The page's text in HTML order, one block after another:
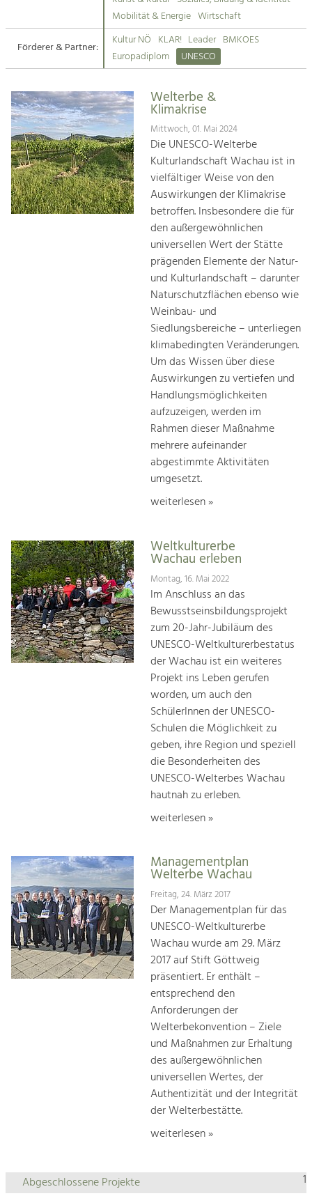
Suche
Impressum
Kontakt
Tourismus
Angebotsentwicklung und
Kunst & Kultur
Handwerk, Wissenschaft und Forschung.
Soziales, Bildung &
Identität
Gleichberechtigung, Jugend und
Integration
Mobilität & Energie
Klimawandel, öffentlicher Verkehr und
Steigerung regionaler Wertschöpfung
Mobilität & Energie Wirtschaft
Förderer & Partner:
Kultur NÖ KLAR! Leader BMKOES
Europadiplom
UNESCO
Welterbe &
Klimakrise
Mittwoch, 01. Mai 2024
Die UNESCO-Welterbe
Kulturlandschaft Wachau ist in
vielfältiger Weise von den
Auswirkungen der Klimakrise
betroffen. Insbesondere die für
den außergewöhnlichen
universellen Wert der Stätte
prägenden Elemente der Natur-
und Kulturlandschaft – darunter
Naturschutzflächen ebenso wie
Weinbau- und
Siedlungsbereiche – unterliegen
klimabedingten Veränderungen.
Um das Wissen über diese
Auswirkungen zu vertiefen und
Handlungsmöglichkeiten
aufzuzeigen, werden im
Rahmen dieser Maßnahme
mehrere aufeinander
abgestimmte Aktivitäten
umgesetzt.
weiterlesen »
Weltkulturerbe
Wachau erleben
Montag, 16. Mai 2022
Im Anschluss an das
Bewusstseinsbildungsprojekt
zum 20-Jahr-Jubiläum des
UNESCO-Weltkulturerbestatus
der Wachau ist ein weiteres
Projekt ins Leben gerufen
worden, um auch den
SchülerInnen der UNESCO-
Schulen die Möglichkeit zu
geben, ihre Region und speziell
die Besonderheiten des
UNESCO-Welterbes Wachau
hautnah zu erleben.
weiterlesen »
Managementplan
Welterbe Wachau
Freitag, 24. März 2017
Der Managementplan für das
UNESCO-Weltkulturerbe
Wachau wurde am 29. März
2017 auf Stift Göttweig
präsentiert. Er enthält –
entsprechend den
Anforderungen der
Welterbekonvention – Ziele
und Maßnahmen zur Erhaltung
des außergewöhnlichen
universellen Wertes, der
Authentizität und der Integrität
der Welterbestätte.
weiterlesen »
1
Abgeschlossene Projekte